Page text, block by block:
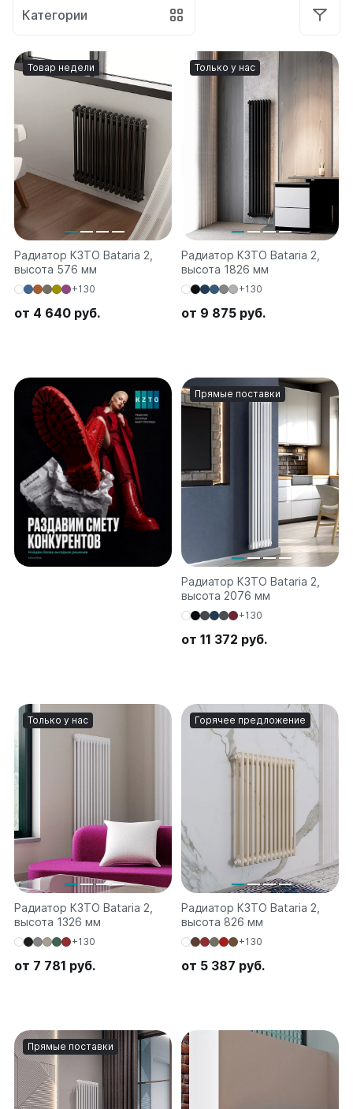
в Max
на 10 секций
на 11 секций
на 14 секций
на 15 секций
на 16 секций
на 17 секций
на 18 секций
на 19 секций
на 20 секций
По цветам
Белые
Серые
Bataria Retro 3
Ellipse
Ellipse S V
Ellipse S H
Ellipse P V
Ellipse P H
Гармония 1, 2
Гармония С40
Гармония C25 N
Гармония А40
Гармония А20
РС
Параллели
Параллели В
Параллели Г
Quadrum
Quadrum 30 H
Quadrum 40 H
Quadrum 60 H
Quadrum 60 V
Quadrum NEO
Категории
Товар недели
Радиатор КЗТО Bataria 2,
высота 576 мм
+130
от 4 640 руб.
Только у нас
Радиатор КЗТО Bataria 2,
высота 1826 мм
+130
от 9 875 руб.
Прямые поставки
Радиатор КЗТО Bataria 2,
высота 2076 мм
+130
от 11 372 руб.
Только у нас
Радиатор КЗТО Bataria 2,
высота 1326 мм
+130
от 7 781 руб.
Горячее предложение
Радиатор КЗТО Bataria 2,
высота 826 мм
+130
от 5 387 руб.
Прямые поставки